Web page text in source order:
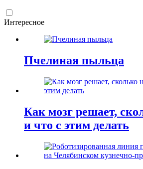
Интересное
Пчелиная пыльца
Как мозг решает,
и что с этим делать